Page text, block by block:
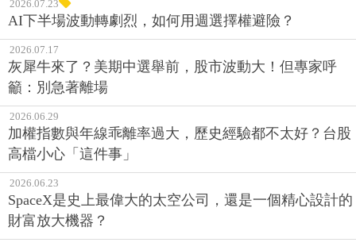
2026.07.23
AI下半場波動轉劇烈，如何用週選擇權避險？
2026.07.17
灰犀牛來了？美期中選舉前，股市波動大！但專家呼
籲：別急著離場
2026.06.29
加權指數與年線乖離率過大，歷史經驗都不太好？台股
高檔小心「這件事」
2026.06.23
SpaceX是史上最偉大的太空公司，還是一個精心設計的
財富放大機器？